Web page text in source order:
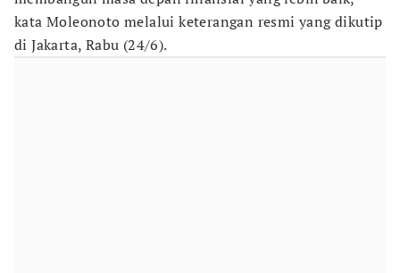
kata Moleonoto melalui keterangan resmi yang dikutip
di Jakarta, Rabu (24/6).